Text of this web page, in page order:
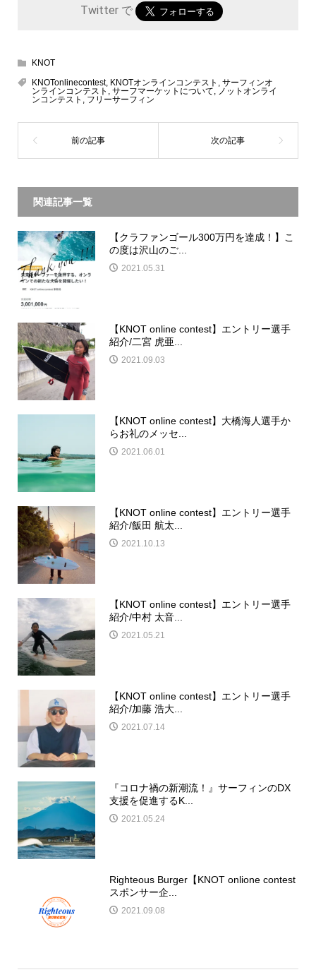
Twitter で
KNOT
KNOTonlinecontest, KNOTオンラインコンテスト , サーフィンオ
ンラインコンテスト , サーフマーケットについて, ノットオンライ
ンコンテスト , フリーサーフィン
関連記事一覧
【クラファンゴール300万円を達成！】こ
の度は沢山のご...
2021.05.31
【KNOT online contest】エントリー選手
紹介/二宮 虎亜...
2021.09.03
【KNOT online contest】大橋海人選手か
らお礼のメッセ...
2021.06.01
【KNOT online contest】エントリー選手
紹介/飯田 航太...
2021.10.13
【KNOT online contest】エントリー選手
紹介/中村 太音...
2021.05.21
【KNOT online contest】エントリー選手
紹介/加藤 浩大...
2021.07.14
『コロナ禍の新潮流！』サーフィンのDX
支援を促進するK...
2021.05.24
Righteous Burger【KNOT onlione contest
スポンサー企...
2021.09.08